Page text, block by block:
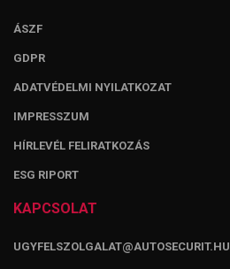
ÁSZF
GDPR
ADATVÉDELMI NYILATKOZAT
IMPRESSZUM
HÍRLEVÉL FELIRATKOZÁS
ESG RIPORT
KAPCSOLAT
UGYFELSZOLGALAT@AUTOSECURIT.HU